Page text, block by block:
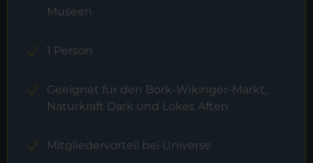
Museen
1 Person
Geeignet für den Bork-Wikinger-Markt,
Naturkraft Dark und Lokes Aften
Mitgliedervorteil bei Universe